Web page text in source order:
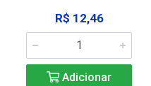
R$ 12,46
Adicionar